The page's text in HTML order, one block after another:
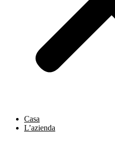
Casa
L’azienda